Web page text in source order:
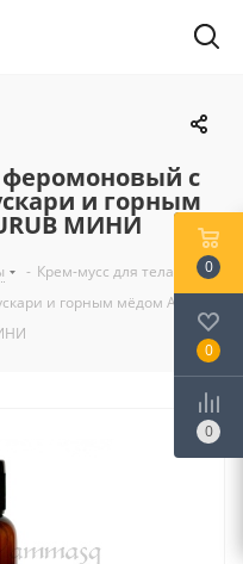
феромоновый с
и горным
МИНИ
- Крем-мусс для тела
и горным мёдом AHED
0
0
0